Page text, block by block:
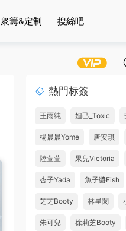
衆籌&定制 搜絲吧
熱門标簽
王雨純 妲己_Toxic
楊晨晨Yome 唐安琪
陸萱萱 果兒Victoria
杏子Yada 魚子醬Fish
芝芝Booty 林星闌
朱可兒 徐莉芝Booty